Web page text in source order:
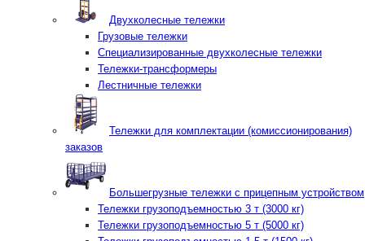
Двухколесные тележки
Грузовые тележки
Специализированные двухколесные тележки
Тележки-трансформеры
Лестничные тележки
Тележки для комплектации (комиссионирования)
заказов
Большегрузные тележки с прицепным устройством
Тележки грузоподъемностью 3 т (3000 кг)
Тележки грузоподъемностью 5 т (5000 кг)